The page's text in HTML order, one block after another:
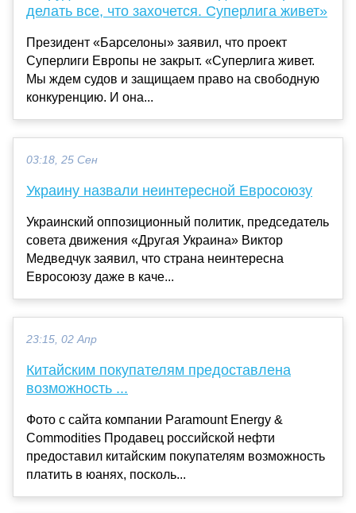
делать все, что захочется. Суперлига живет»
Президент «Барселоны» заявил, что проект
Суперлиги Европы не закрыт. «Суперлига живет.
Мы ждем судов и защищаем право на свободную
конкуренцию. И она...
03:18, 25 Сен
Украину назвали неинтересной Евросоюзу
Украинский оппозиционный политик, председатель
совета движения «Другая Украина» Виктор
Медведчук заявил, что страна неинтересна
Евросоюзу даже в каче...
23:15, 02 Апр
Китайским покупателям предоставлена
возможность ...
Фото с сайта компании Paramount Energy &
Commodities Продавец российской нефти
предоставил китайским покупателям возможность
платить в юанях, посколь...